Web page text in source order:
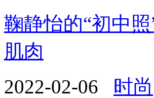
鞠静怡的“初中
肌肉
2022-02-06 时尚